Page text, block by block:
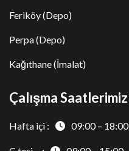
Feriköy (Depo)
Perpa (Depo)
Kağıthane (İmalat)
Çalışma Saatlerimiz
Hafta içi : 09:00 – 18:00